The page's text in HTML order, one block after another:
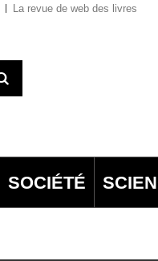
La revue de web des livres
SOCIÉTÉ